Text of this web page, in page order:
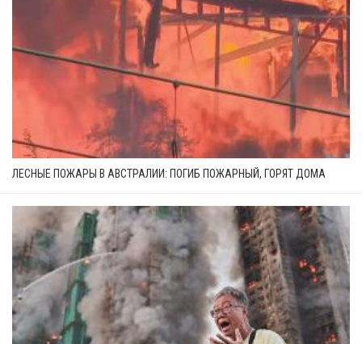
ЛЕСНЫЕ ПОЖАРЫ В АВСТРАЛИИ: ПОГИБ ПОЖАРНЫЙ, ГОРЯТ ДОМА